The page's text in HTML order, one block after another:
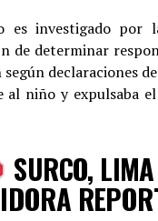
es investigado por
de determinar
declaraciones
al niño y expulsaba
SURCO,